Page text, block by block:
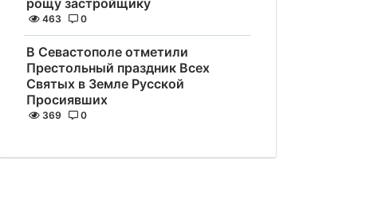
рощу застройщику
463 0
В Севастополе отметили
Престольный праздник Всех
Святых в Земле Русской
Просиявших
369 0